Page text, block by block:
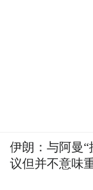
伊朗：与阿曼“
议但并不意味